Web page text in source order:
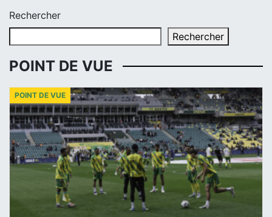
Rechercher
Rechercher
POINT DE VUE
POINT DE VUE